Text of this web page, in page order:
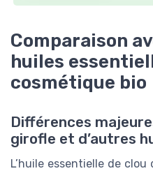
Comparaison
huiles
cosmétique bio
Différences
girofle et d’autres
L’huile essentielle de